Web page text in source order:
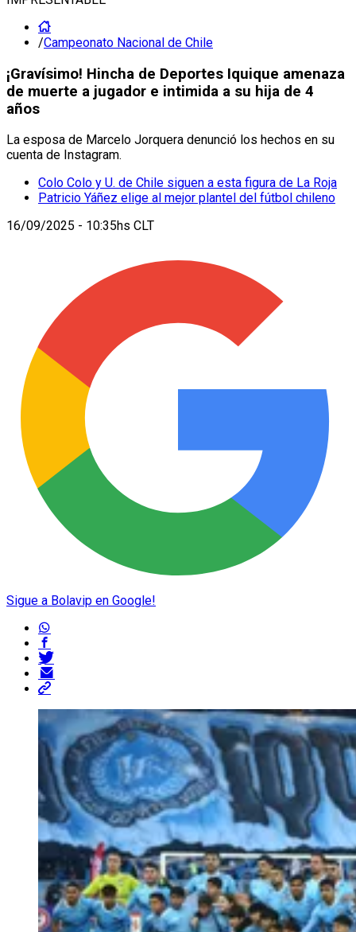
/Campeonato Nacional de Chile
¡Gravísimo! Hincha de Deportes Iquique amenaza
de muerte a jugador e intimida a su hija de 4
años
La esposa de Marcelo Jorquera denunció los hechos en su
cuenta de Instagram.
Colo Colo y U. de Chile siguen a esta figura de La Roja
Patricio Yáñez elige al mejor plantel del fútbol chileno
16/09/2025 - 10:35hs CLT
Sigue a Bolavip en Google!